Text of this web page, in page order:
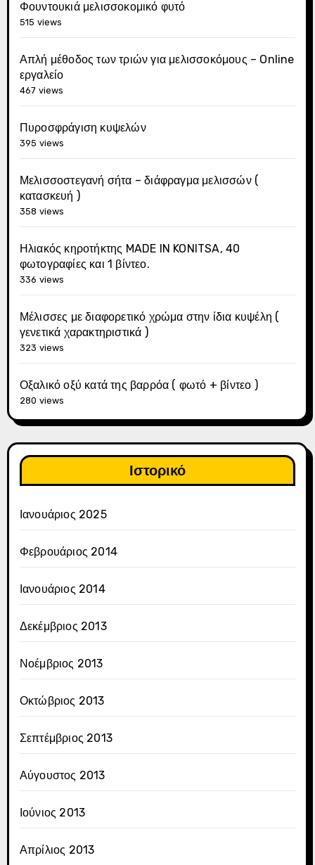
Φουντουκιά μελισσοκομικό φυτό
515 views
Απλή μέθοδος των τριών για μελισσοκόμους – Online
εργαλείο
467 views
Πυροσφράγιση κυψελών
395 views
Μελισσοστεγανή σήτα – διάφραγμα μελισσών (
κατασκευή )
358 views
Ηλιακός κηροτήκτης MADE IN KONITSA, 40
φωτογραφίες και 1 βίντεο.
336 views
Μέλισσες με διαφορετικό χρώμα στην ίδια κυψέλη (
γενετικά χαρακτηριστικά )
323 views
Οξαλικό οξύ κατά της βαρρόα ( φωτό + βίντεο )
280 views
Ιστορικό
Ιανουάριος 2025
Φεβρουάριος 2014
Ιανουάριος 2014
Δεκέμβριος 2013
Νοέμβριος 2013
Οκτώβριος 2013
Σεπτέμβριος 2013
Αύγουστος 2013
Ιούνιος 2013
Απρίλιος 2013